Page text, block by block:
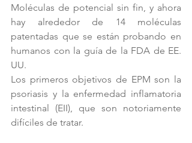
Moléculas de potencial sin fin, y ahora
hay alrededor de 14 moléculas
patentadas que se están probando en
humanos con la guía de la FDA de EE.
UU.
Los primeros objetivos de EPM son la
psoriasis y la enfermedad inflamatoria
intestinal (EII), que son notoriamente
difíciles de tratar.